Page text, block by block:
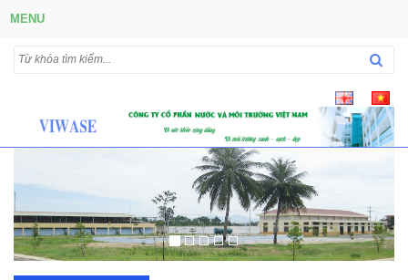
MENU